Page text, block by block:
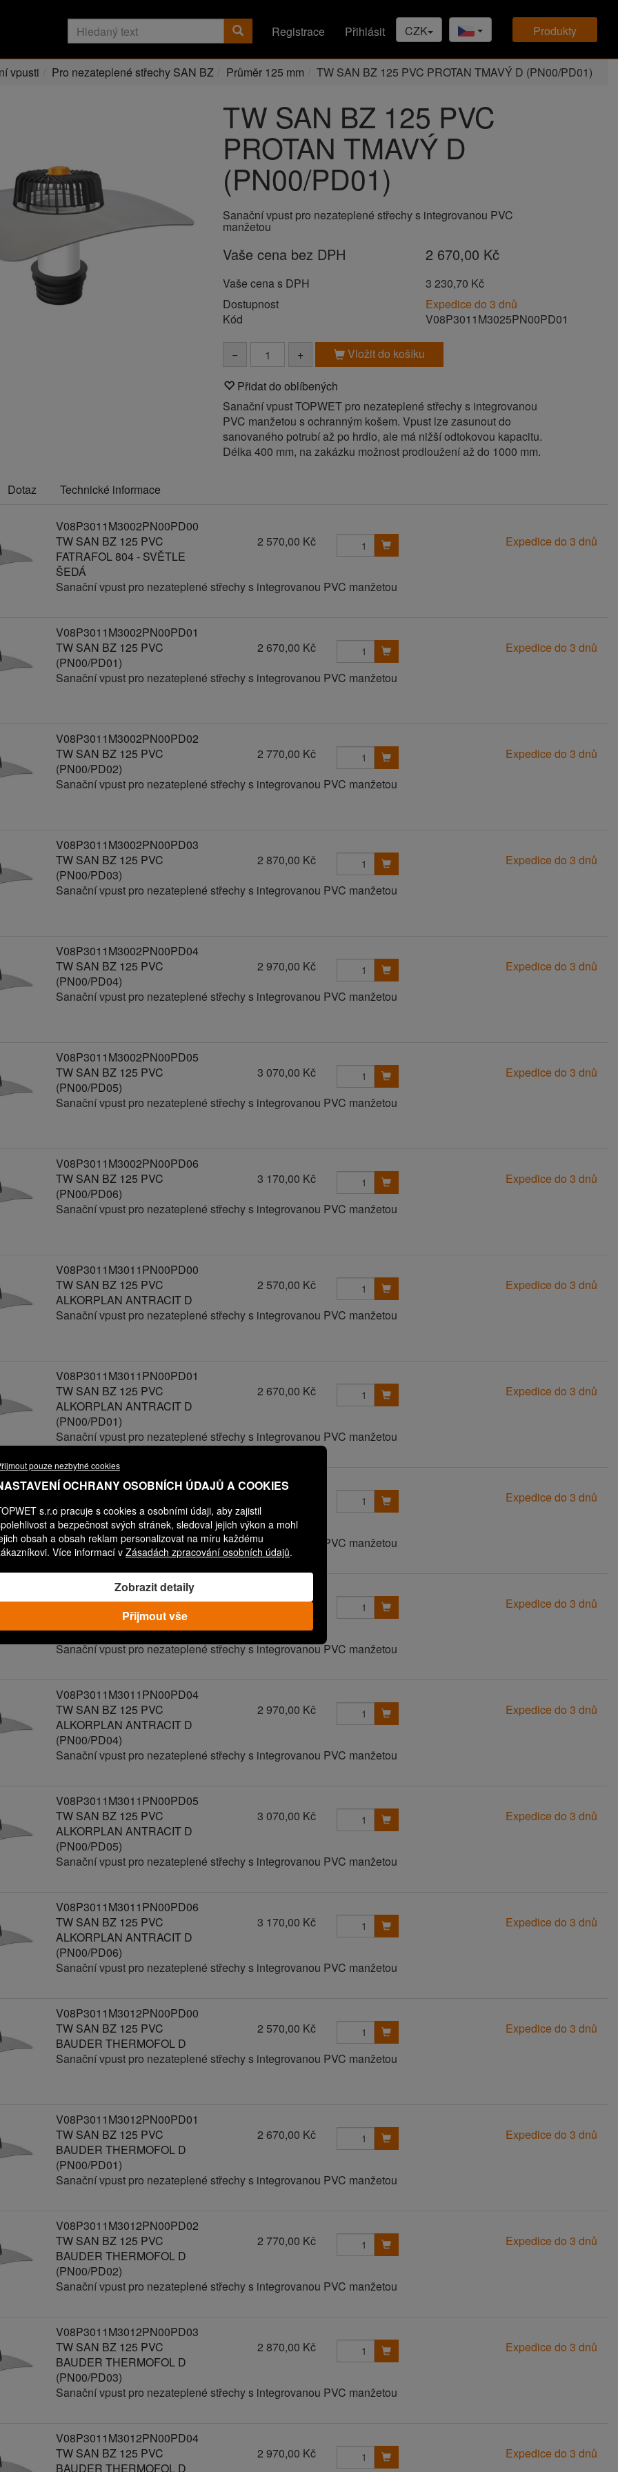
pouze nezbytné cookies
OCHRANY OSOBNÍCH ÚDAJŮ A COOKIES
s.r.o pracuje s cookies a osobními údaji, aby zajistil
a bezpečnost svých stránek, sledoval jejich výkon a mohl
obsah a obsah reklam personalizovat na míru každému
Více informací v Zásadách zpracování osobních údajů.
Zobrazit detaily
Přijmout vše
produkty
CZK
Registrace Přihlásit
vpusti Pro nezateplené střechy SAN BZ Průměr 125 mm TW SAN BZ 125 PVC PROTAN TMAVÝ D (PN00/PD01)
TW SAN BZ 125 PVC
PROTAN TMAVÝ D
(PN00/PD01)
Sanační vpust pro nezateplené střechy s integrovanou PVC
manžetou
Vaše cena bez DPH 2 670,00 Kč
Vaše cena s DPH
3 230,70 Kč
Dostupnost
Expedice do 3 dnů
Kód
V08P3011M3025PN00PD01
− + Vložit do košíku
Přidat do oblíbených
Sanační vpust TOPWET pro nezateplené střechy s integrovanou
PVC manžetou s ochranným košem. Vpust lze zasunout do
sanovaného potrubí až po hrdlo, ale má nižší odtokovou kapacitu.
Délka 400 mm, na zakázku možnost prodloužení až do 1000 mm.
Dotaz Technické informace
V08P3011M3002PN00PD00
TW SAN BZ 125 PVC
FATRAFOL 804 - SVĚTLE
ŠEDÁ
2 570,00 Kč Expedice do 3 dnů
Sanační vpust pro nezateplené střechy s integrovanou PVC manžetou
V08P3011M3002PN00PD01
TW SAN BZ 125 PVC
(PN00/PD01)
2 670,00 Kč
Expedice do 3 dnů
Sanační vpust pro nezateplené střechy s integrovanou PVC manžetou
V08P3011M3002PN00PD02
TW SAN BZ 125 PVC
(PN00/PD02)
2 770,00 Kč
Expedice do 3 dnů
Sanační vpust pro nezateplené střechy s integrovanou PVC manžetou
V08P3011M3002PN00PD03
TW SAN BZ 125 PVC
(PN00/PD03)
2 870,00 Kč
Expedice do 3 dnů
Sanační vpust pro nezateplené střechy s integrovanou PVC manžetou
V08P3011M3002PN00PD04
TW SAN BZ 125 PVC
(PN00/PD04)
2 970,00 Kč
Expedice do 3 dnů
Sanační vpust pro nezateplené střechy s integrovanou PVC manžetou
V08P3011M3002PN00PD05
TW SAN BZ 125 PVC
(PN00/PD05)
3 070,00 Kč
Expedice do 3 dnů
Sanační vpust pro nezateplené střechy s integrovanou PVC manžetou
V08P3011M3002PN00PD06
TW SAN BZ 125 PVC
(PN00/PD06)
3 170,00 Kč
Expedice do 3 dnů
Sanační vpust pro nezateplené střechy s integrovanou PVC manžetou
V08P3011M3011PN00PD00
TW SAN BZ 125 PVC
ALKORPLAN ANTRACIT D
2 570,00 Kč
Expedice do 3 dnů
Sanační vpust pro nezateplené střechy s integrovanou PVC manžetou
V08P3011M3011PN00PD01
TW SAN BZ 125 PVC
ALKORPLAN ANTRACIT D
(PN00/PD01)
2 670,00 Kč Expedice do 3 dnů
Sanační vpust pro nezateplené střechy s integrovanou PVC manžetou
V08P3011M3011PN00PD02
ALKORPLAN ANTRACIT D
(PN00/PD02)
Expedice do 3 dnů
Sanační vpust pro nezateplené střechy s integrovanou PVC manžetou
V08P3011M3011PN00PD03
TW SAN BZ 125 PVC
ALKORPLAN ANTRACIT D
(PN00/PD03)
2 870,00 Kč Expedice do 3 dnů
Sanační vpust pro nezateplené střechy s integrovanou PVC manžetou
V08P3011M3011PN00PD04
TW SAN BZ 125 PVC
ALKORPLAN ANTRACIT D
(PN00/PD04)
2 970,00 Kč Expedice do 3 dnů
Sanační vpust pro nezateplené střechy s integrovanou PVC manžetou
V08P3011M3011PN00PD05
TW SAN BZ 125 PVC
ALKORPLAN ANTRACIT D
(PN00/PD05)
3 070,00 Kč Expedice do 3 dnů
Sanační vpust pro nezateplené střechy s integrovanou PVC manžetou
V08P3011M3011PN00PD06
TW SAN BZ 125 PVC
ALKORPLAN ANTRACIT D
(PN00/PD06)
3 170,00 Kč Expedice do 3 dnů
Sanační vpust pro nezateplené střechy s integrovanou PVC manžetou
V08P3011M3012PN00PD00
TW SAN BZ 125 PVC
BAUDER THERMOFOL D
2 570,00 Kč
Expedice do 3 dnů
Sanační vpust pro nezateplené střechy s integrovanou PVC manžetou
V08P3011M3012PN00PD01
TW SAN BZ 125 PVC
BAUDER THERMOFOL D
(PN00/PD01)
2 670,00 Kč Expedice do 3 dnů
Sanační vpust pro nezateplené střechy s integrovanou PVC manžetou
V08P3011M3012PN00PD02
TW SAN BZ 125 PVC
BAUDER THERMOFOL D
(PN00/PD02)
2 770,00 Kč Expedice do 3 dnů
Sanační vpust pro nezateplené střechy s integrovanou PVC manžetou
V08P3011M3012PN00PD03
TW SAN BZ 125 PVC
BAUDER THERMOFOL D
(PN00/PD03)
2 870,00 Kč Expedice do 3 dnů
Sanační vpust pro nezateplené střechy s integrovanou PVC manžetou
V08P3011M3012PN00PD04
TW SAN BZ 125 PVC
BAUDER THERMOFOL D
2 970,00 Kč Expedice do 3 dnů